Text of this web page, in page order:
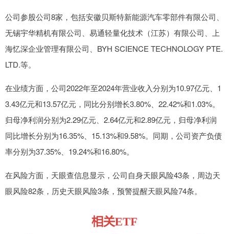
公司参股公司8家，包括安徽贝斯特新能源汽车零部件有限公司、
无锡宇华精机有限公司、易通轻量化技术（江苏）有限公司、上
海忆深企业管理有限公司、BYH SCIENCE TECHNOLOGY PTE.
LTD.等。
在业绩方面，公司2022年至2024年营业收入分别为10.97亿元、1
3.43亿元和13.57亿元，同比分别增长3.80%、22.42%和1.03%。
归母净利润分别为2.29亿元、2.64亿元和2.89亿元，归母净利润
同比增长分别为16.35%、15.13%和9.58%。同期，公司资产负债
率分别为37.35%、19.24%和16.80%。
在风险方面，天眼查信息显示，公司自身天眼风险43条，周边天
眼风险82条，历史天眼风险3条，预警提醒天眼风险74条。